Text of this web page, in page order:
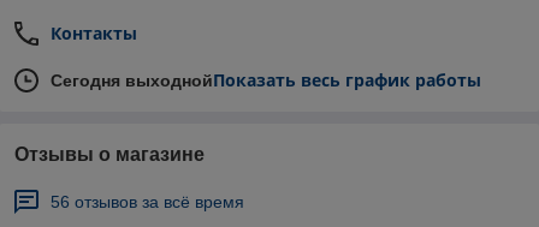
Контакты
Сегодня выходнойПоказать весь график работы
Отзывы о магазине
56 отзывов за всё время